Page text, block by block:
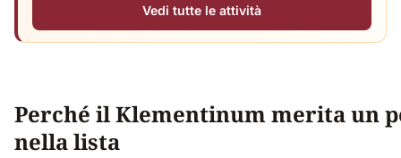
Vedi tutte le attività
Perché il Klementinum merita un
nella lista